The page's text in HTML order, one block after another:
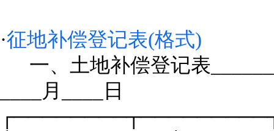
·征地补偿登记表(格式)
一、土地补偿登记表
____月____日